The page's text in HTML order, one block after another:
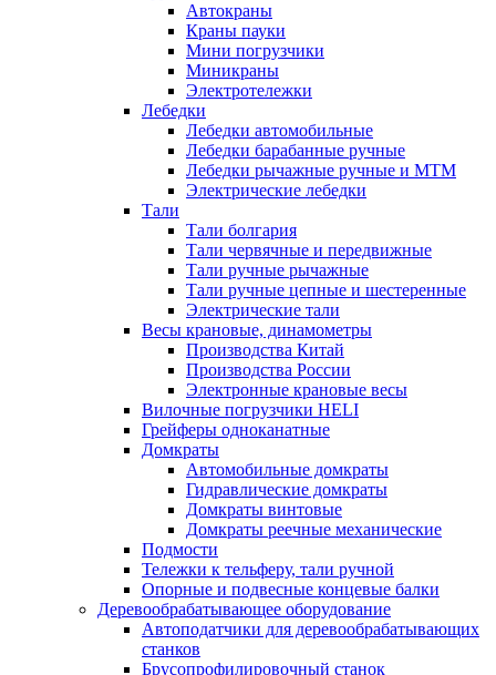
Автокраны
Краны пауки
Мини погрузчики
Миникраны
Электротележки
Лебедки
Лебедки автомобильные
Лебедки барабанные ручные
Лебедки рычажные ручные и МТМ
Электрические лебедки
Тали
Тали болгария
Тали червячные и передвижные
Тали ручные рычажные
Тали ручные цепные и шестеренные
Электрические тали
Весы крановые, динамометры
Производства Китай
Производства России
Электронные крановые весы
Вилочные погрузчики HELI
Грейферы одноканатные
Домкраты
Автомобильные домкраты
Гидравлические домкраты
Домкраты винтовые
Домкраты реечные механические
Подмости
Тележки к тельферу, тали ручной
Опорные и подвесные концевые балки
Деревообрабатывающее оборудование
Автоподатчики для деревообрабатывающих
станков
Брусопрофилировочный станок